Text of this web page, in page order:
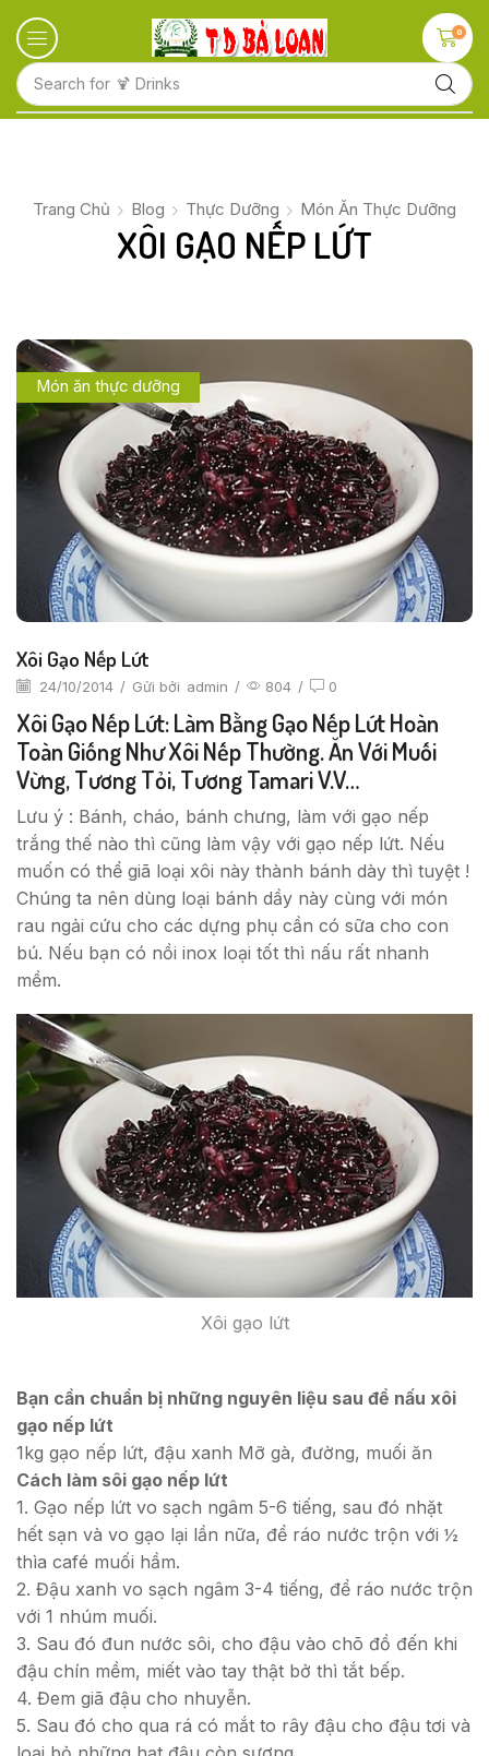
Search for 🍋 Fruits
0
Trang Chủ Blog Thực Dưỡng Món Ăn Thực Dưỡng
XÔI GẠO NẾP LỨT
Món ăn thực dưỡng
Xôi Gạo Nếp Lứt
24/10/2014 / Gửi bởi admin / 804 / 0
Xôi Gạo Nếp Lứt: Làm Bằng Gạo Nếp Lứt Hoàn
Toàn Giống Như Xôi Nếp Thường. Ăn Với Muối
Vừng, Tương Tỏi, Tương Tamari V.v…
Lưu ý : Bánh, cháo, bánh chưng, làm với gạo nếp
trắng thế nào thì cũng làm vậy với gạo nếp lứt. Nếu
muốn có thể giã loại xôi này thành bánh dày thì tuyệt !
Chúng ta nên dùng loại bánh dầy này cùng với món
rau ngải cứu cho các dựng phụ cần có sữa cho con
bú. Nếu bạn có nồi inox loại tốt thì nấu rất nhanh
mềm.
Xôi gạo lứt
Bạn cần chuẩn bị những nguyên liệu sau để nấu xôi
gạo nếp lứt
1kg gạo nếp lứt, đậu xanh Mỡ gà, đường, muối ăn
Cách làm sôi gạo nếp lứt
1. Gạo nếp lứt vo sạch ngâm 5-6 tiếng, sau đó nhặt
hết sạn và vo gạo lại lần nữa, để ráo nước trộn với ½
thìa café muối hầm.
2. Đậu xanh vo sạch ngâm 3-4 tiếng, để ráo nước trộn
với 1 nhúm muối.
3. Sau đó đun nước sôi, cho đậu vào chõ đồ đến khi
đậu chín mềm, miết vào tay thật bở thì tắt bếp.
4. Đem giã đậu cho nhuyễn.
5. Sau đó cho qua rá có mắt to rây đậu cho đậu tơi và